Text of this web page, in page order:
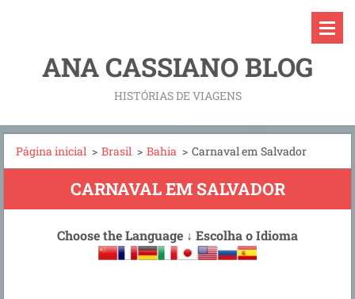
ANA CASSIANO BLOG
HISTÓRIAS DE VIAGENS
Página inicial > Brasil > Bahia > Carnaval em Salvador
CARNAVAL EM SALVADOR
Choose the Language ↓ Escolha o Idioma